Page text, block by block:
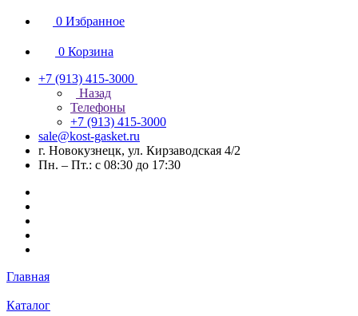
0 Избранное
0 Корзина
+7 (913) 415-3000
Назад
Телефоны
+7 (913) 415-3000
sale@kost-gasket.ru
г. Новокузнецк, ул. Кирзаводская 4/2
Пн. – Пт.: с 08:30 до 17:30
Главная
Каталог